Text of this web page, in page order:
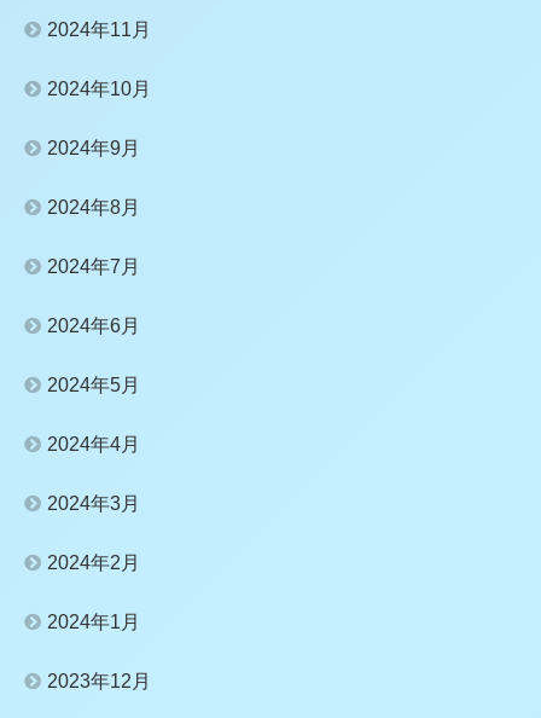
2024年11月
2024年10月
2024年9月
2024年8月
2024年7月
2024年6月
2024年5月
2024年4月
2024年3月
2024年2月
2024年1月
2023年12月